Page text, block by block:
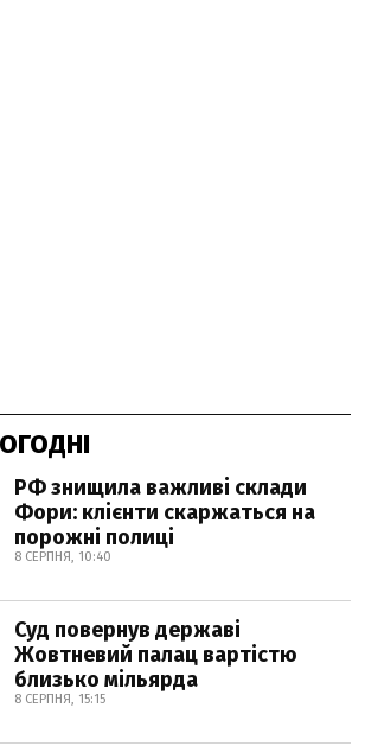
РФ знищила важливі склади
Фори: клієнти скаржаться на
порожні полиці
8 СЕРПНЯ, 10:40
Суд повернув державі
Жовтневий палац вартістю
близько мільярда
8 СЕРПНЯ, 15:15